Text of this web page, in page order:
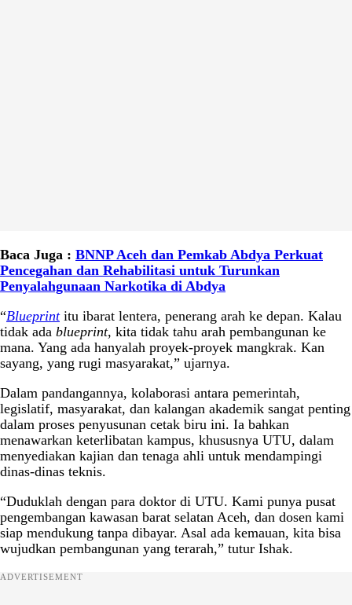
Baca Juga : BNNP Aceh dan Pemkab Abdya Perkuat
Pencegahan dan Rehabilitasi untuk Turunkan
Penyalahgunaan Narkotika di Abdya
“Blueprintitu ibarat lentera, penerang arah ke depan. Kalau
tidak ada blueprint, kita tidak tahu arah pembangunan ke
mana. Yang ada hanyalah proyek-proyek mangkrak. Kan
sayang, yang rugi masyarakat,” ujarnya.
Dalam pandangannya, kolaborasi antara pemerintah,
legislatif, masyarakat, dan kalangan akademik sangat penting
dalam proses penyusunan cetak biru ini. Ia bahkan
menawarkan keterlibatan kampus, khususnya UTU, dalam
menyediakan kajian dan tenaga ahli untuk mendampingi
dinas-dinas teknis.
“Duduklah dengan para doktor di UTU. Kami punya pusat
pengembangan kawasan barat selatan Aceh, dan dosen kami
siap mendukung tanpa dibayar. Asal ada kemauan, kita bisa
wujudkan pembangunan yang terarah,” tutur Ishak.
ADVERTISEMENT